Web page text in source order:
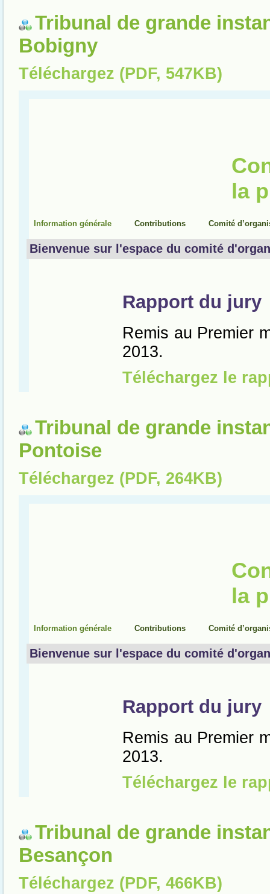
Tribunal de grande
Bobigny
Téléchargez (PDF, 547KB)
Tribunal de grande
Pontoise
Téléchargez (PDF, 264KB)
Tribunal de grande
Besançon
Téléchargez (PDF, 466KB)